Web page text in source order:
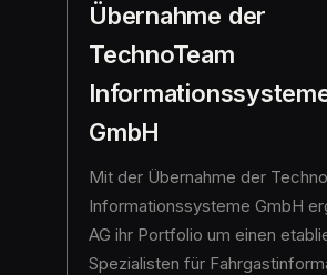
Übernahme der
TechnoTeam
GmbH
Mit der Übernahme der
Informationssysteme GmbH
AG ihr Portfolio um einen
Spezialisten für